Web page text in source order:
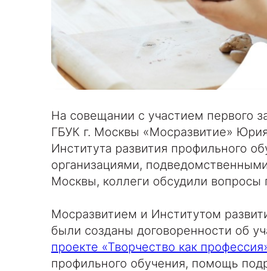
На совещании с участием первого
ГБУК г. Москвы «Мосразвитие»
Института развития профильного
организациями,
Москвы, коллеги обсудили
Мосразвитием и Институтом
были созданы договоренности об
проекте «Творчество как
профильного обучения, помощь